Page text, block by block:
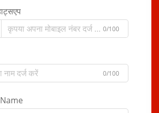
0/100
0/100